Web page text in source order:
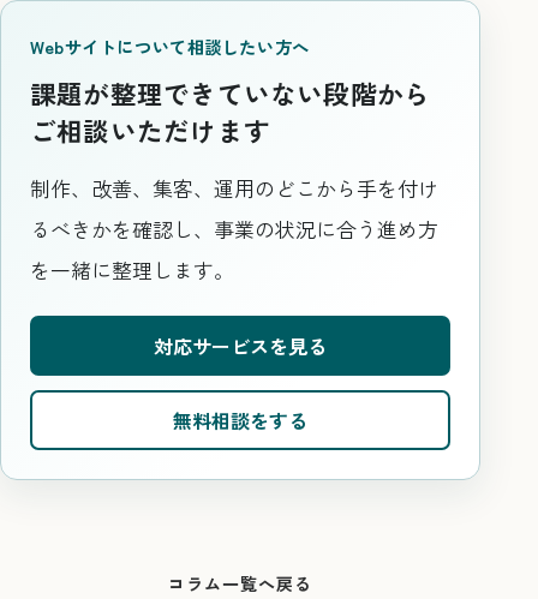
Webサイトについて相談したい方へ
課題が整理できていない段階から
ご相談いただけます
制作、改善、集客、運用のどこから手を付け
るべきかを確認し、事業の状況に合う進め方
を一緒に整理します。
対応サービスを見る
無料相談をする
コラム一覧へ戻る